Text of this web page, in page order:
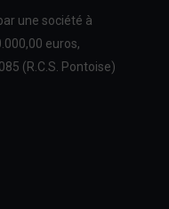
une société à
euros,
(R.C.S. Pontoise)